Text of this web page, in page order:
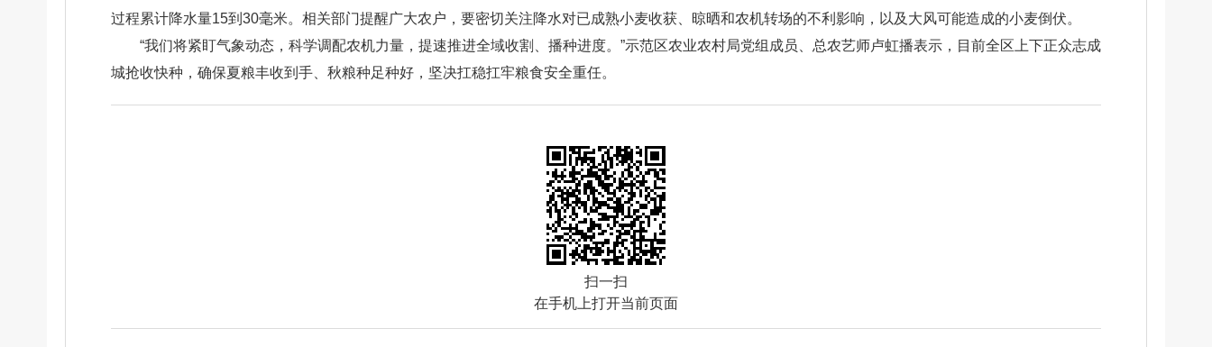
过程累计降水量15到30毫米。相关部门提醒广大农户，要密切关注降水对已成熟小麦收获、晾晒和农机转场的不利影响，以及大风可能造成的小麦倒伏。
“我们将紧盯气象动态，科学调配农机力量，提速推进全域收割、播种进度。”示范区农业农村局党组成员、总农艺师卢虹播表示，目前全区上下正众志成
城抢收快种，确保夏粮丰收到手、秋粮种足种好，坚决扛稳扛牢粮食安全重任。
扫一扫
在手机上打开当前页面